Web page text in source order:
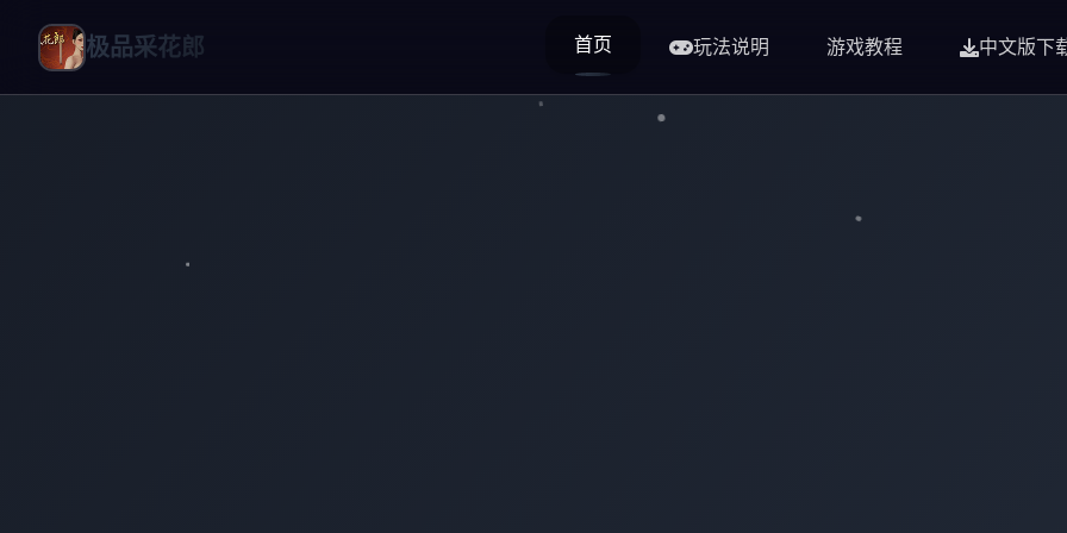
极品采花郎 首页 玩法说明 游戏教程 中文版下